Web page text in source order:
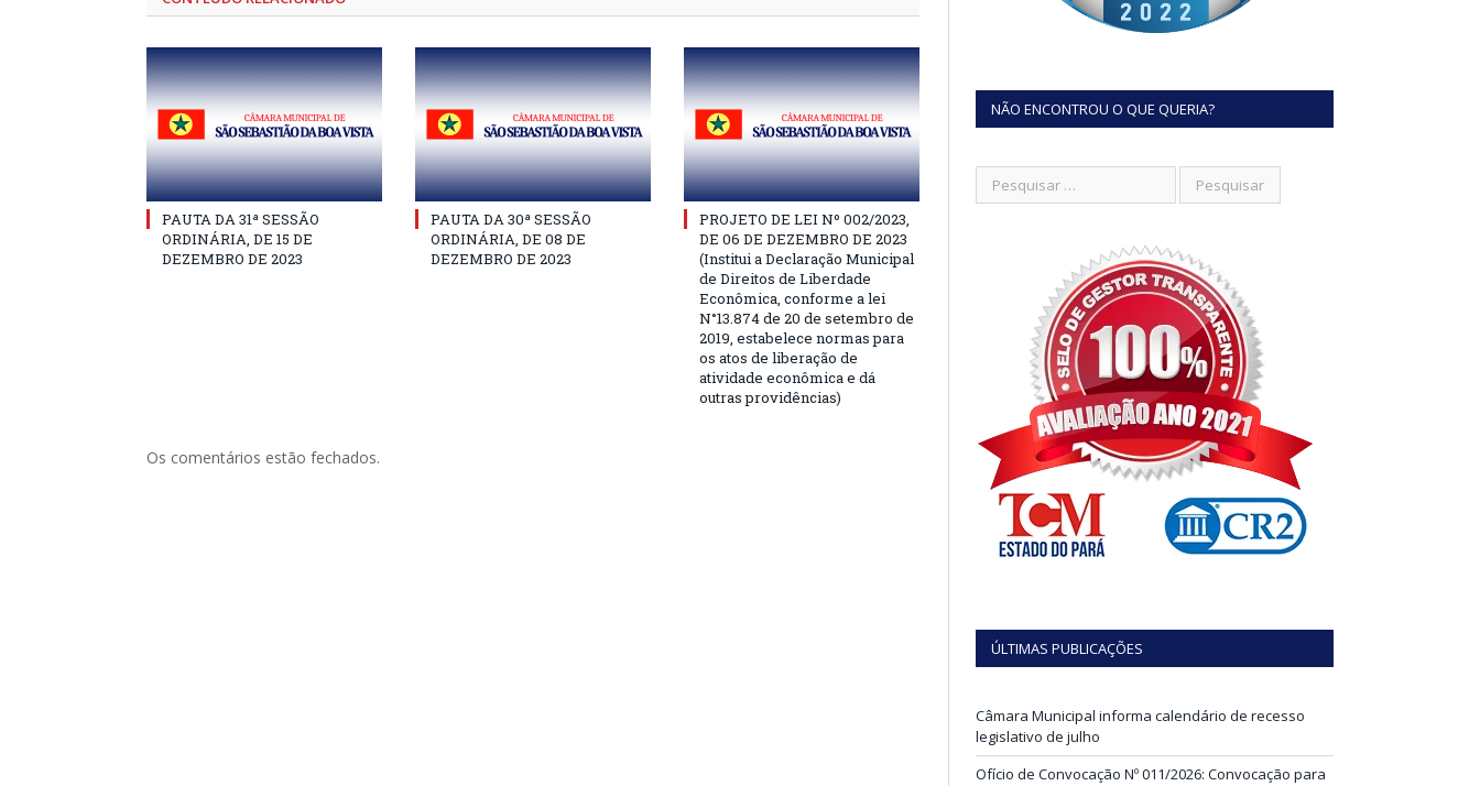
PAUTA DA 31ª SESSÃO
ORDINÁRIA, DE 15 DE
DEZEMBRO DE 2023
PAUTA DA 30ª SESSÃO
ORDINÁRIA, DE 08 DE
DEZEMBRO DE 2023
PROJETO DE LEI Nº 002/2023,
DE 06 DE DEZEMBRO DE 2023
(Institui a Declaração Municipal
de Direitos de Liberdade
Econômica, conforme a lei
N°13.874 de 20 de setembro de
2019, estabelece normas para
os atos de liberação de
atividade econômica e dá
outras providências)
Os comentários estão fechados.
NÃO ENCONTROU O QUE QUERIA?
ÚLTIMAS PUBLICAÇÕES
Câmara Municipal informa calendário de recesso
legislativo de julho
Ofício de Convocação Nº 011/2026: Convocação para